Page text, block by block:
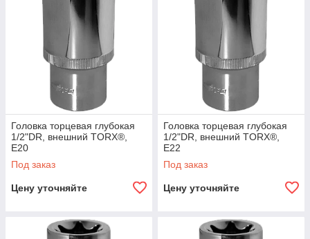
Головка торцевая глубокая
1/2"DR, внешний TORX®,
E20
Под заказ
Цену уточняйте
Головка торцевая глубокая
1/2"DR, внешний TORX®,
E22
Под заказ
Цену уточняйте